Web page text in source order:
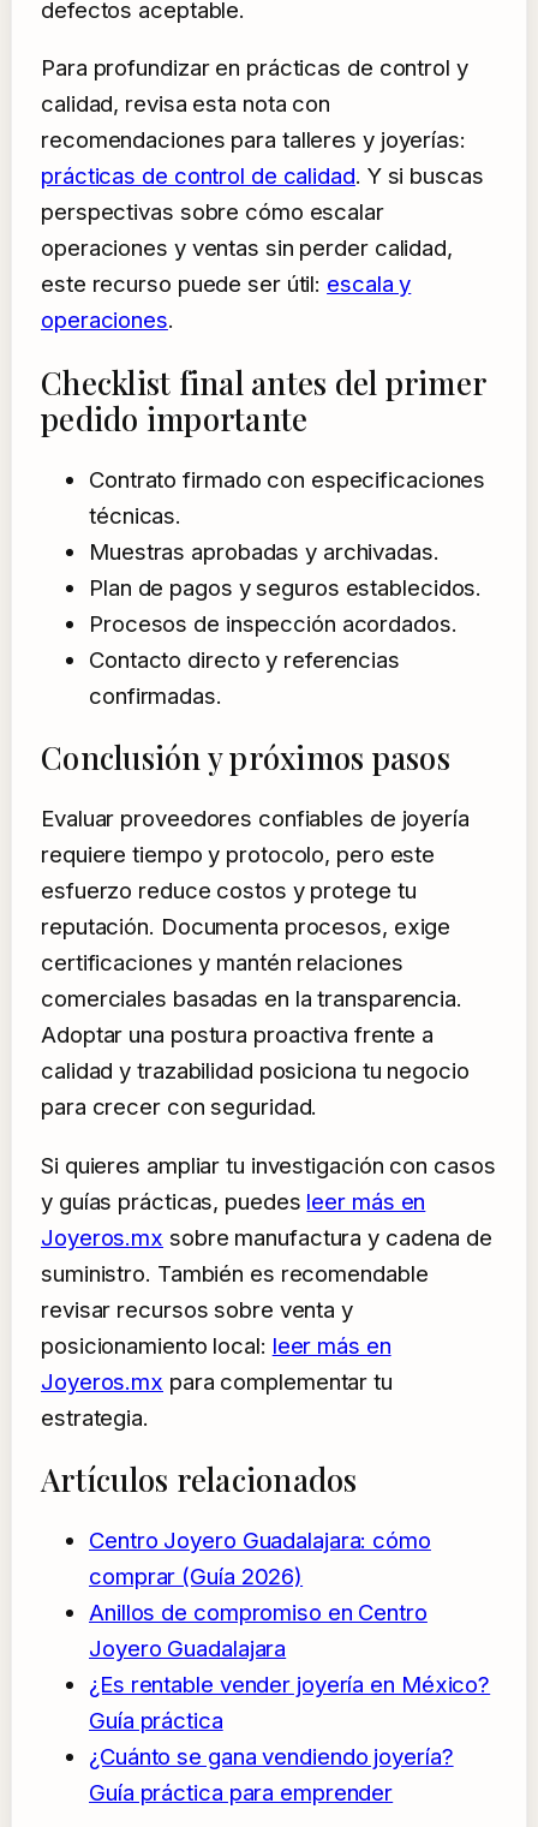
defectos aceptable.
Para profundizar en prácticas de control y
calidad, revisa esta nota con
recomendaciones para talleres y joyerías:
prácticas de control de calidad. Y si buscas
perspectivas sobre cómo escalar
operaciones y ventas sin perder calidad,
este recurso puede ser útil: escala y
operaciones.
Checklist final antes del primer
pedido importante
Contrato firmado con especificaciones
técnicas.
Muestras aprobadas y archivadas.
Plan de pagos y seguros establecidos.
Procesos de inspección acordados.
Contacto directo y referencias
confirmadas.
Conclusión y próximos pasos
Evaluar proveedores confiables de joyería
requiere tiempo y protocolo, pero este
esfuerzo reduce costos y protege tu
reputación. Documenta procesos, exige
certificaciones y mantén relaciones
comerciales basadas en la transparencia.
Adoptar una postura proactiva frente a
calidad y trazabilidad posiciona tu negocio
para crecer con seguridad.
Si quieres ampliar tu investigación con casos
y guías prácticas, puedes leer más en
Joyeros.mx sobre manufactura y cadena de
suministro. También es recomendable
revisar recursos sobre venta y
posicionamiento local: leer más en
Joyeros.mx para complementar tu
estrategia.
Artículos relacionados
Centro Joyero Guadalajara: cómo
comprar (Guía 2026)
Anillos de compromiso en Centro
Joyero Guadalajara
¿Es rentable vender joyería en México?
Guía práctica
¿Cuánto se gana vendiendo joyería?
Guía práctica para emprender